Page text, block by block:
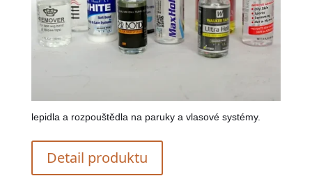
lepidla a rozpouštědla na paruky a vlasové systémy.
Detail produktu